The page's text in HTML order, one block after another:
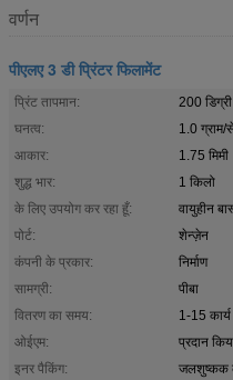
वर्णन
पीएलए 3 डी प्रिंटर फिलामेंट
प्रिंट तापमान:
200
घनत्व:
1.0 ग्राम/
आकार:
1.75 मिमी
शुद्ध भार:
1 किलो
के लिए उपयोग कर रहा हूँ:
वायुहीन
पोर्ट:
शेन्ज़ेन
कंपनी के प्रकार:
निर्माण
सामग्री:
पीबा
वितरण का समय:
1-15
ओईएम:
प्रदान
इनर पैकिंग:
जलशुष्कक